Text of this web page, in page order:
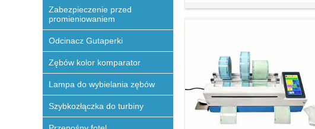
Zabezpieczenie przed
promieniowaniem
Odcinacz Gutaperki
Zębów kolor komparator
Lampa do wybielania zębów
Szybkozłączka do turbiny